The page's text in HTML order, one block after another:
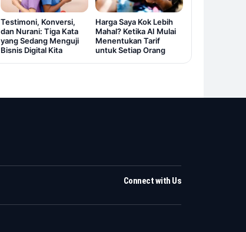
Testimoni, Konversi,
dan Nurani: Tiga Kata
yang Sedang Menguji
Bisnis Digital Kita
Harga Saya Kok Lebih
Mahal? Ketika AI Mulai
Menentukan Tarif
untuk Setiap Orang
Connect with Us